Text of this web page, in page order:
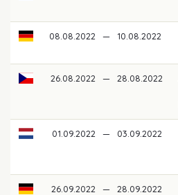
08.08.2022 — 10.08.2022
26.08.2022 — 28.08.2022
01.09.2022 — 03.09.2022
26.09.2022 — 28.09.2022